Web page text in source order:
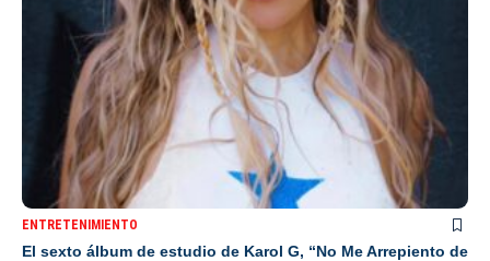
ENTRETENIMIENTO
El sexto álbum de estudio de Karol G, “No Me Arrepiento de